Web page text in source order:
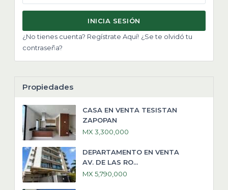
INICIA SESIÓN
¿No tienes cuenta? Regístrate Aquí! ¿Se te olvidó tu
contraseña?
Propiedades
CASA EN VENTA TESISTAN
ZAPOPAN
MX 3,300,000
DEPARTAMENTO EN VENTA
AV. DE LAS RO...
MX 5,790,000